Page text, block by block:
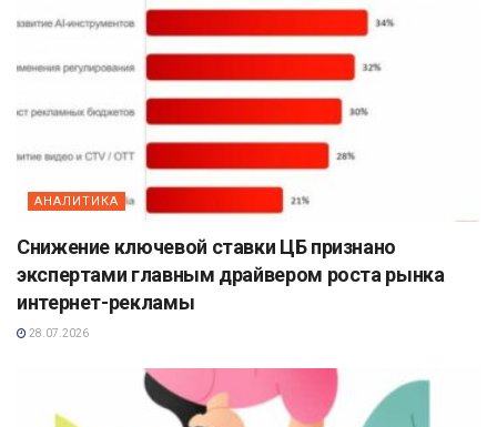
АНАЛИТИКА
Снижение ключевой ставки ЦБ признано
экспертами главным драйвером роста рынка
интернет-рекламы
28.07.2026